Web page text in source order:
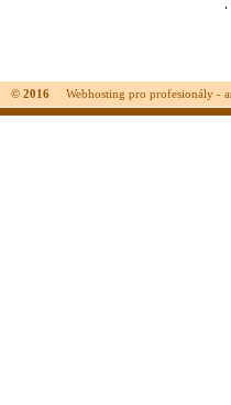
© 2016 Webhosting pro profesionály -